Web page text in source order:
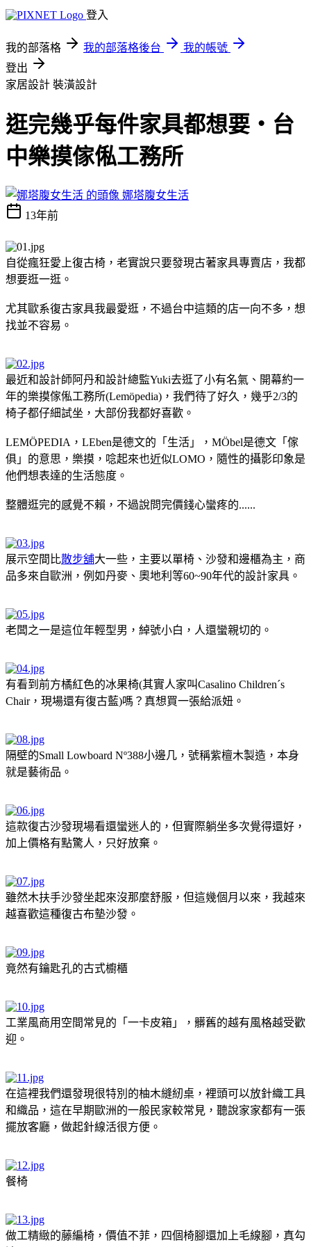
登入
我的部落格 我的部落格後台
我的帳號
登出
家居設計 裝潢設計
逛完幾乎每件家具都想要‧台
中樂摸傢俬工務所
娜塔腹女生活
13年前
自從瘋狂愛上復古椅，老實說只要發現古著家具專賣店，我都
想要逛一逛。
尤其歐系復古家具我最愛逛，不過台中這類的店一向不多，想
找並不容易。
最近和設計師阿丹和設計總監Yuki去逛了小有名氣、開幕約一
年的樂摸傢俬工務所(Lemöpedia)，我們待了好久，幾乎2/3的
椅子都仔細試坐，大部份我都好喜歡。
LEMÖPEDIA，LEben是德文的「生活」，MÖbel是德文「傢
俱」的意思，樂摸，唸起來也近似LOMO，隨性的攝影印象是
他們想表達的生活態度。
整體逛完的感覺不賴，不過說問完價錢心蠻疼的......
展示空間比散步舖大一些，主要以單椅、沙發和邊櫃為主，商
品多來自歐洲，例如丹麥、奧地利等60~90年代的設計家具。
老闆之一是這位年輕型男，綽號小白，人還蠻親切的。
有看到前方橘紅色的冰果椅(其實人家叫Casalino Children´s
Chair，現場還有復古藍)嗎？真想買一張給派妞。
隔壁的Small Lowboard Nº388小邊几，號稱紫檀木製造，本身
就是藝術品。
這款復古沙發現場看還蠻迷人的，但實際躺坐多次覺得還好，
加上價格有點驚人，只好放棄。
雖然木扶手沙發坐起來沒那麼舒服，但這幾個月以來，我越來
越喜歡這種復古布墊沙發。
竟然有鑰匙孔的古式櫥櫃
工業風商用空間常見的「一卡皮箱」，髒舊的越有風格越受歡
迎。
在這裡我們還發現很特別的柚木縫紉桌，裡頭可以放針織工具
和織品，這在早期歐洲的一般民家較常見，聽說家家都有一張
擺放客廳，做起針線活很方便。
餐椅
做工精緻的藤編椅，價值不菲，四個椅腳還加上毛線腳，真勾